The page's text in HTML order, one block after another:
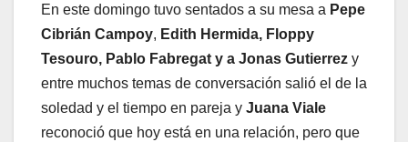
En este domingo tuvo sentados a su mesa a Pepe
Cibrián Campoy, Edith Hermida, Floppy
Tesouro, Pablo Fabregat y a Jonas Gutierrez y
entre muchos temas de conversación salió el de la
soledad y el tiempo en pareja y Juana Viale
reconoció que hoy está en una relación, pero que